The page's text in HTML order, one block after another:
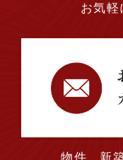
2023年04月 (1)
2023年03月 (1)
お気軽